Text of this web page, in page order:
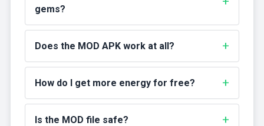
gems?
Does the MOD APK work at all?
How do I get more energy for free?
Is the MOD file safe?